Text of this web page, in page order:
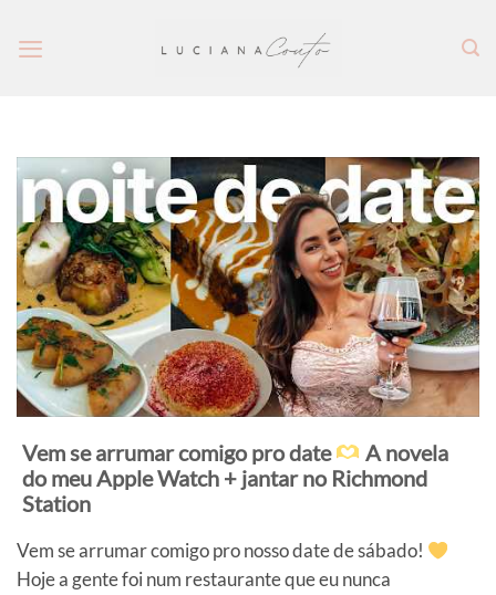
Vem se arrumar comigo pro date
A novela
do meu Apple Watch + jantar no Richmond
Station
Vem se arrumar comigo pro nosso date de sábado!
Hoje a gente foi num restaurante que eu nunca